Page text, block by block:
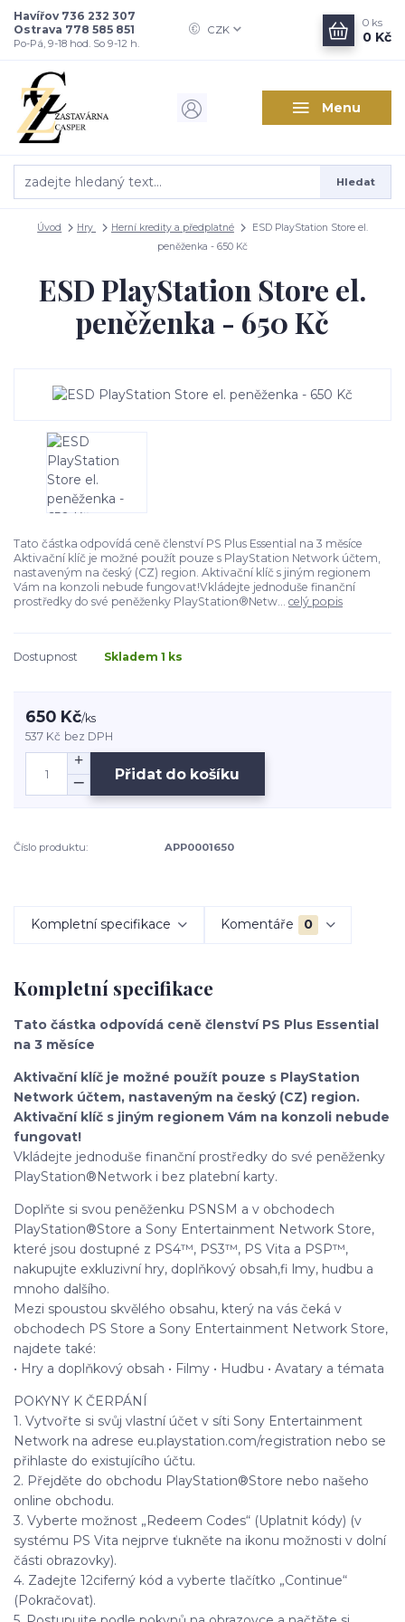
Menu
CZK
Hledat
Havířov 736 232 307
Ostrava 778 585 851
Po-Pá, 9-18 hod. So 9-12 h.
0 ks
0 Kč
Úvod Hry Herní kredity a předplatné
ESD PlayStation Store el.
peněženka - 650 Kč
ESD PlayStation Store el.
peněženka - 650 Kč
Tato částka odpovídá ceně členství PS Plus Essential na 3 měsíce
Aktivační klíč je možné použít pouze s PlayStation Network účtem,
nastaveným na český (CZ) region. Aktivační klíč s jiným regionem
Vám na konzoli nebude fungovat!Vkládejte jednoduše finanční
prostředky do své peněženky PlayStation®Netw... celý popis
Dostupnost Skladem 1 ks
650 Kč/ks
537 Kč bez DPH
Přidat do košíku
Číslo produktu: APP0001650
Kompletní specifikace Komentáře 0
Kompletní specifikace
Tato částka odpovídá ceně členství PS Plus Essential
na 3 měsíce
Aktivační klíč je možné použít pouze s PlayStation
Network účtem, nastaveným na český (CZ) region.
Aktivační klíč s jiným regionem Vám na konzoli nebude
fungovat!
Vkládejte jednoduše finanční prostředky do své peněženky
PlayStation®Network i bez platební karty.
Doplňte si svou peněženku PSNSM a v obchodech
PlayStation®Store a Sony Entertainment Network Store,
které jsou dostupné z PS4™, PS3™, PS Vita a PSP™,
nakupujte exkluzivní hry, doplňkový obsah,fi lmy, hudbu a
mnoho dalšího.
Mezi spoustou skvělého obsahu, který na vás čeká v
obchodech PS Store a Sony Entertainment Network Store,
najdete také:
• Hry a doplňkový obsah • Filmy • Hudbu • Avatary a témata
POKYNY K ČERPÁNÍ
1. Vytvořte si svůj vlastní účet v síti Sony Entertainment
Network na adrese eu.playstation.com/registration nebo se
přihlaste do existujícího účtu.
2. Přejděte do obchodu PlayStation®Store nebo našeho
online obchodu.
3. Vyberte možnost „Redeem Codes“ (Uplatnit kódy) (v
systému PS Vita nejprve ťukněte na ikonu možnosti v dolní
části obrazovky).
4. Zadejte 12ciferný kód a vyberte tlačítko „Continue“
(Pokračovat).